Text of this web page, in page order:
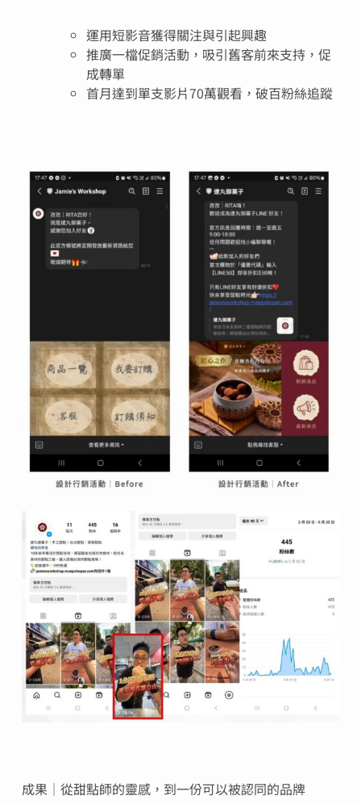
運用短影音獲得關注與引起興趣
推廣一檔促銷活動，吸引舊客前來支持，促
成轉單
首月達到單支影片70萬觀看，破百粉絲追蹤
成果｜從甜點師的靈感，到一份可以被認同的品牌